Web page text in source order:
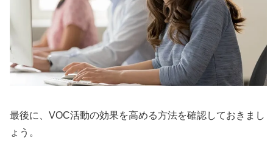
最後に、VOC活動の効果を高める方法を確認しておきまし
ょう。